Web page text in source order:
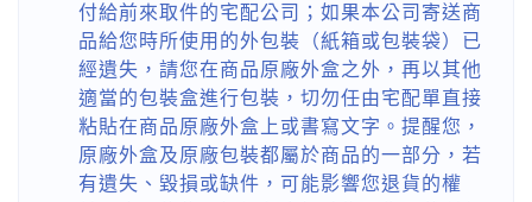
付給前來取件的宅配公司；如果本公司寄送商
品給您時所使用的外包裝（紙箱或包裝袋）已
經遺失，請您在商品原廠外盒之外，再以其他
適當的包裝盒進行包裝，切勿任由宅配單直接
粘貼在商品原廠外盒上或書寫文字。提醒您，
原廠外盒及原廠包裝都屬於商品的一部分，若
有遺失、毀損或缺件，可能影響您退貨的權